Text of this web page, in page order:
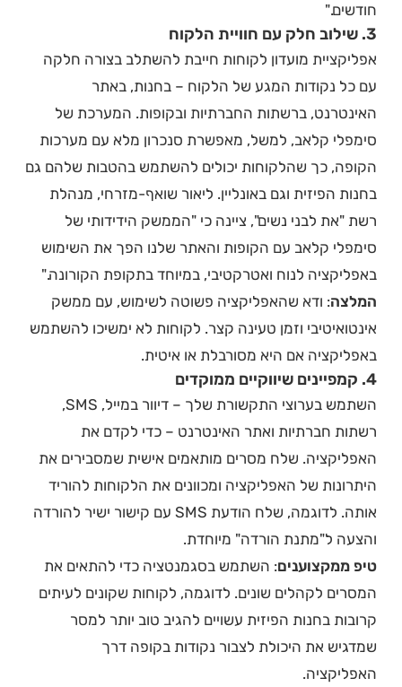
חודשים."
3. שילוב חלק עם חוויית הלקוח
אפליקציית מועדון לקוחות חייבת להשתלב בצורה חלקה
עם כל נקודות המגע של הלקוח – בחנות, באתר
האינטרנט, ברשתות החברתיות ובקופות. המערכת של
סימפלי קלאב, למשל, מאפשרת סנכרון מלא עם מערכות
הקופה, כך שהלקוחות יכולים להשתמש בהטבות שלהם גם
בחנות הפיזית וגם באונליין. ליאור שואף-מזרחי, מנהלת
רשת "את לבני נשים", ציינה כי "הממשק הידידותי של
סימפלי קלאב עם הקופות והאתר שלנו הפך את השימוש
באפליקציה לנוח ואטרקטיבי, במיוחד בתקופת הקורונה."
המלצה: ודא שהאפליקציה פשוטה לשימוש, עם ממשק
אינטואיטיבי וזמן טעינה קצר. לקוחות לא ימשיכו להשתמש
באפליקציה אם היא מסורבלת או איטית.
4. קמפיינים שיווקיים ממוקדים
השתמש בערוצי התקשורת שלך – דיוור במייל, SMS,
רשתות חברתיות ואתר האינטרנט – כדי לקדם את
האפליקציה. שלח מסרים מותאמים אישית שמסבירים את
היתרונות של האפליקציה ומכוונים את הלקוחות להוריד
אותה. לדוגמה, שלח הודעת SMS עם קישור ישיר להורדה
והצעה ל"מתנת הורדה" מיוחדת.
טיפ ממקצוענים: השתמש בסגמנטציה כדי להתאים את
המסרים לקהלים שונים. לדוגמה, לקוחות שקונים לעיתים
קרובות בחנות הפיזית עשויים להגיב טוב יותר למסר
שמדגיש את היכולת לצבור נקודות בקופה דרך
האפליקציה.